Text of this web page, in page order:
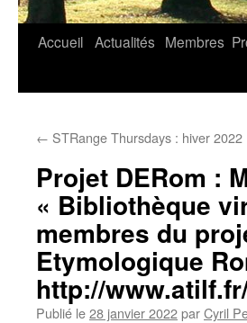
Aller
Accueil Actualités Membres
← STRange Thursdays : hiver 2022
Projet DERom :
« Bibliothèque
membres du
Etymologique
http://
Publié le28 janvier 2022parCyril